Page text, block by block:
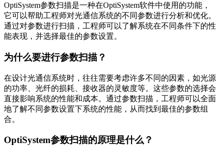
OptiSystem参数扫描是一种在OptiSystem软件中使用的功能，
它可以帮助工程师对光通信系统的不同参数进行分析和优化。
通过对参数进行扫描，工程师可以了解系统在不同条件下的性
能表现，并选择最佳的参数设置。
为什么要进行参数扫描？
在设计光通信系统时，往往需要考虑许多不同的因素，如光源
的功率、光纤的损耗、接收器的灵敏度等。这些参数的选择会
直接影响系统的性能和成本。通过参数扫描，工程师可以全面
地了解不同参数设置下系统的性能，从而找到最佳的参数组
合。
OptiSystem参数扫描的原理是什么？